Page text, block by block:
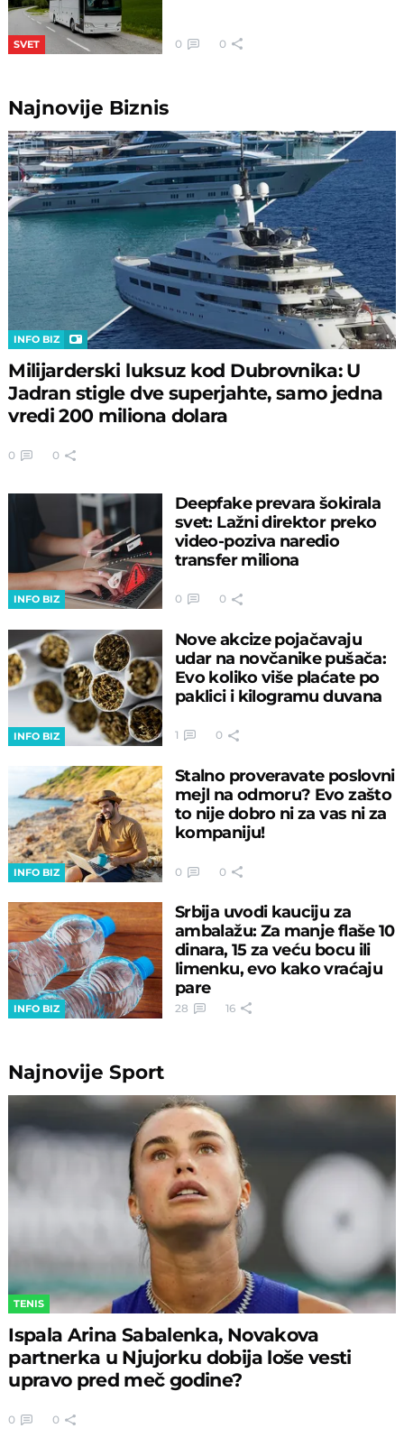
SVET 0 0
Najnovije Biznis
INFO BIZ
Milijarderski luksuz kod Dubrovnika: U
Jadran stigle dve superjahte, samo jedna
vredi 200 miliona dolara
0 0
INFO BIZ
Deepfake prevara šokirala
svet: Lažni direktor preko
video-poziva naredio
transfer miliona
0 0
INFO BIZ
Nove akcize pojačavaju
udar na novčanike pušača:
Evo koliko više plaćate po
paklici i kilogramu duvana
1 0
INFO BIZ
Stalno proveravate poslovni
mejl na odmoru? Evo zašto
to nije dobro ni za vas ni za
kompaniju!
0 0
INFO BIZ
Srbija uvodi kauciju za
ambalažu: Za manje flaše 10
dinara, 15 za veću bocu ili
limenku, evo kako vraćaju
pare
28 16
NajnovijeSport
TENIS
Ispala Arina Sabalenka, Novakova
partnerka u Njujorku dobija loše vesti
upravo pred meč godine?
0 0